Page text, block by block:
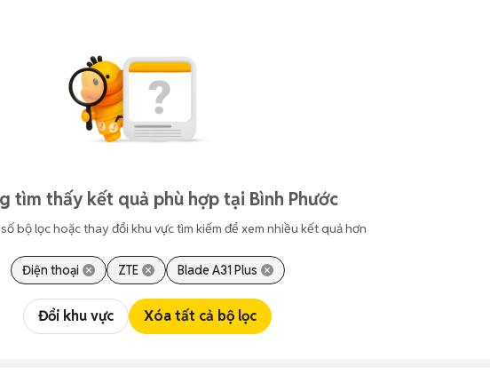
tìm thấy kết quả phù hợp tại Bình Phước
bộ lọc hoặc thay đổi khu vực tìm kiếm để xem nhiều kết quả hơn
Điện thoại ZTE Blade A31 Plus
Đổi khu vực Xóa tất cả bộ lọc